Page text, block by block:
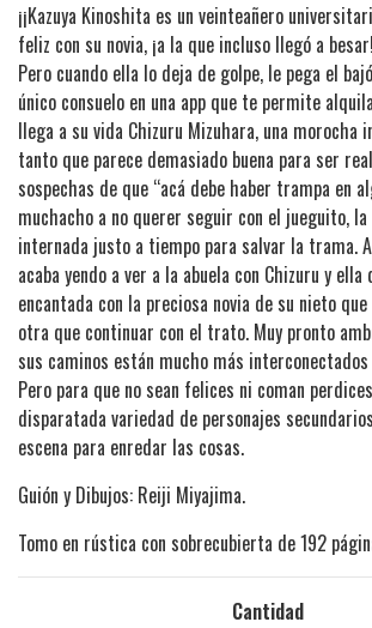
¡¡​Kazuya Kinoshita es un veinteañero
feliz con su novia, ¡a la que incluso llegó a
Pero cuando ella lo deja de golpe, le pega el
único consuelo en una app que te permite
llega a su vida Chizuru Mizuhara, una morocha
tanto que parece demasiado buena para ser
sospechas de que “acá debe haber trampa en
muchacho a no querer seguir con el jueguito,
internada justo a tiempo para salvar la trama.
acaba yendo a ver a la abuela con Chizuru y ella
encantada con la preciosa novia de su nieto
otra que continuar con el trato. Muy pronto
sus caminos están mucho más interconectados
Pero para que no sean felices ni coman
disparatada variedad de personajes
escena para enredar las cosas.
Guión y Dibujos: Reiji Miyajima.
Tomo en rústica con sobrecubierta de 192
Cantidad